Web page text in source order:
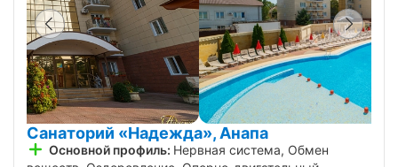
Санаторий «Надежда», Анапа
Основной профиль: Нервная система, Обмен